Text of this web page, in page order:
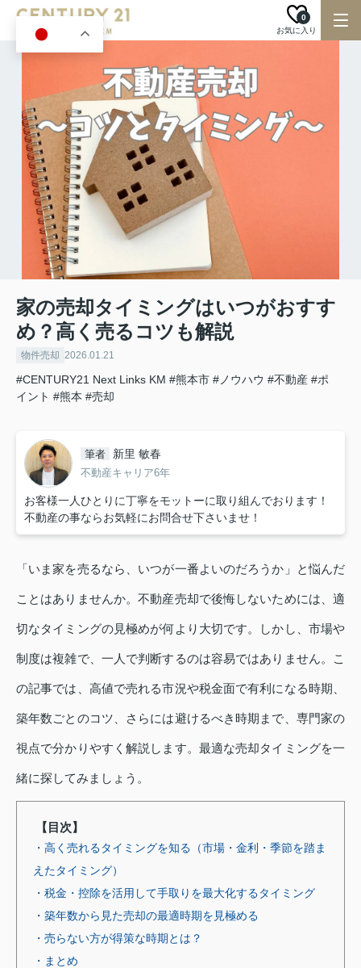
お気に入り
0
家の売却タイミングはいつがおすす
め？高く売るコツも解説
物件売却 2026.01.21
#CENTURY21 Next Links KM #熊本市 #ノウハウ #不動産 #ポ
イント #熊本 #売却
筆者 新里 敏春
不動産キャリア6年
お客様一人ひとりに丁寧をモットーに取り組んでおります！
不動産の事ならお気軽にお問合せ下さいませ！
「いま家を売るなら、いつが一番よいのだろうか」と悩んだ
ことはありませんか。不動産売却で後悔しないためには、適
切なタイミングの見極めが何より大切です。しかし、市場や
制度は複雑で、一人で判断するのは容易ではありません。こ
の記事では、高値で売れる市況や税金面で有利になる時期、
築年数ごとのコツ、さらには避けるべき時期まで、専門家の
視点で分かりやすく解説します。最適な売却タイミングを一
緒に探してみましょう。
【目次】
・高く売れるタイミングを知る（市場・金利・季節を踏ま
えたタイミング）
・税金・控除を活用して手取りを最大化するタイミング
・築年数から見た売却の最適時期を見極める
・売らない方が得策な時期とは？
・まとめ